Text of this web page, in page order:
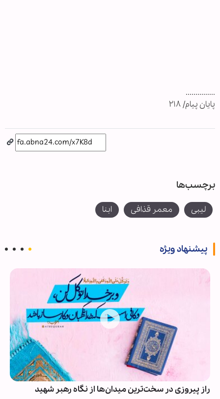
...............
پایان پیام/ ۲۱۸
برچسب‌ها
لیبی معمر قذافی ابنا
پیشنهاد ویژه
راز پیروزی در سخت‌ترین میدان‌ها از نگاه رهبر شهید